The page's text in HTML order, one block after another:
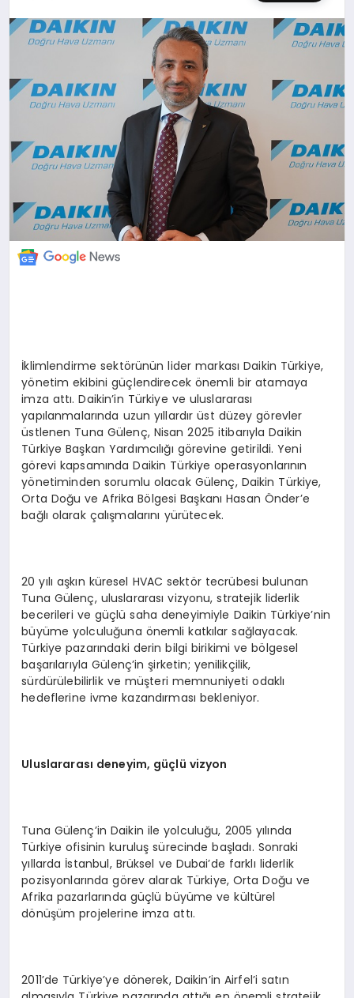
İklimlendirme sektörünün lider markası Daikin Türkiye,
yönetim ekibini güçlendirecek önemli bir atamaya
imza attı. Daikin’in Türkiye ve uluslararası
yapılanmalarında uzun yıllardır üst düzey görevler
üstlenen Tuna Gülenç, Nisan 2025 itibarıyla Daikin
Türkiye Başkan Yardımcılığı görevine getirildi. Yeni
görevi kapsamında Daikin Türkiye operasyonlarının
yönetiminden sorumlu olacak Gülenç, Daikin Türkiye,
Orta Doğu ve Afrika Bölgesi Başkanı Hasan Önder’e
bağlı olarak çalışmalarını yürütecek.
20 yılı aşkın küresel HVAC sektör tecrübesi bulunan
Tuna Gülenç, uluslararası vizyonu, stratejik liderlik
becerileri ve güçlü saha deneyimiyle Daikin Türkiye’nin
büyüme yolculuğuna önemli katkılar sağlayacak.
Türkiye pazarındaki derin bilgi birikimi ve bölgesel
başarılarıyla Gülenç’in şirketin; yenilikçilik,
sürdürülebilirlik ve müşteri memnuniyeti odaklı
hedeflerine ivme kazandırması bekleniyor.
Uluslararası deneyim, güçlü vizyon
Tuna Gülenç’in Daikin ile yolculuğu, 2005 yılında
Türkiye ofisinin kuruluş sürecinde başladı. Sonraki
yıllarda İstanbul, Brüksel ve Dubai’de farklı liderlik
pozisyonlarında görev alarak Türkiye, Orta Doğu ve
Afrika pazarlarında güçlü büyüme ve kültürel
dönüşüm projelerine imza attı.
2011’de Türkiye’ye dönerek, Daikin’in Airfel’i satın